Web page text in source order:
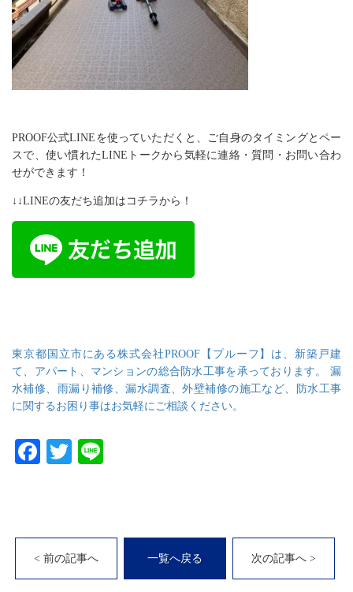
PROOF公式LINEを使っていただくと、ご自身のタイミングとペー
スで、使い慣れたLINEトークから気軽に連絡・質問・お問い合わ
せができます！
↓↓LINEの友だち追加はコチラから！
東京都国立市にある株式会社PROOF【プルーフ】は、新築戸建
て、アパート、マンションの総合防水工事を承っております。 漏
水補修、雨漏り補修、漏水調査、外壁補修の施工など、防水工事
に関するお困り事はお気軽にご相談ください。
Facebook
Twitter
< 前の記事へ 一覧へ戻る 次の記事へ >